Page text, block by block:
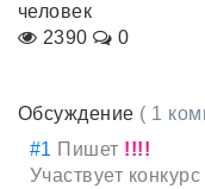
человек
2390
0
Обсуждение ( 1
#1 Пишет !!!!
Участвует